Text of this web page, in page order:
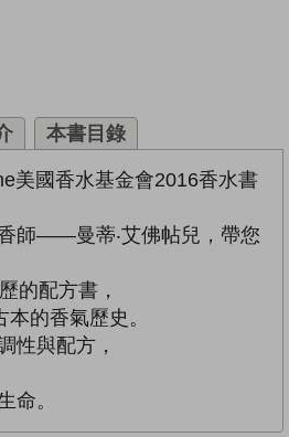
本書目錄
美國香水基金會2016香水書
師——曼蒂‧艾佛帖兒，帶您
的配方書，
的香氣歷史。
性與配方，
命。